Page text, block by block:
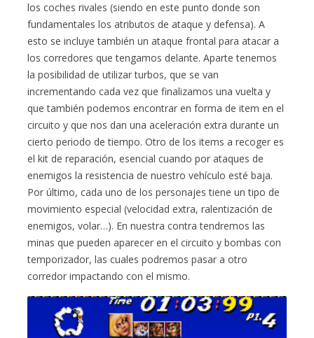
los coches rivales (siendo en este punto donde son
fundamentales los atributos de ataque y defensa). A
esto se incluye también un ataque frontal para atacar a
los corredores que tengamos delante. Aparte tenemos
la posibilidad de utilizar turbos, que se van
incrementando cada vez que finalizamos una vuelta y
que también podemos encontrar en forma de item en el
circuito y que nos dan una aceleración extra durante un
cierto periodo de tiempo. Otro de los items a recoger es
el kit de reparación, esencial cuando por ataques de
enemigos la resistencia de nuestro vehículo esté baja.
Por último, cada uno de los personajes tiene un tipo de
movimiento especial (velocidad extra, ralentización de
enemigos, volar…). En nuestra contra tendremos las
minas que pueden aparecer en el circuito y bombas con
temporizador, las cuales podremos pasar a otro
corredor impactando con el mismo.